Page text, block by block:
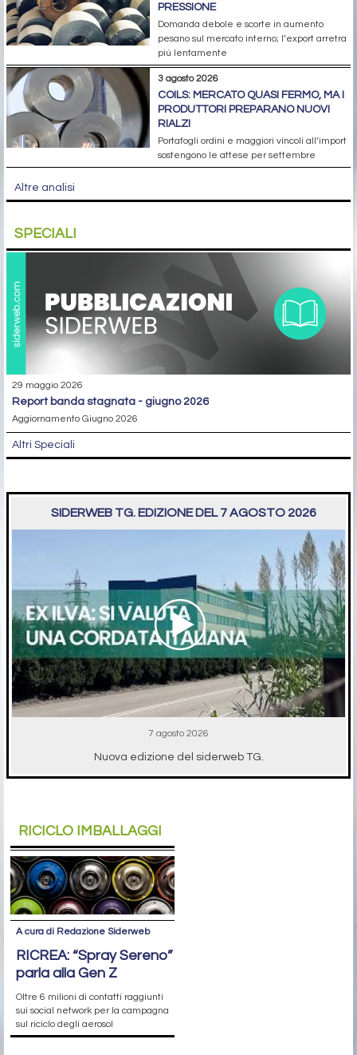
PRESSIONE
Domanda debole e scorte in aumento
pesano sul mercato interno; l’export arretra
più lentamente
3 agosto 2026
COILS: MERCATO QUASI FERMO, MA I
PRODUTTORI PREPARANO NUOVI
RIALZI
Portafogli ordini e maggiori vincoli all’import
sostengono le attese per settembre
Altre analisi
SPECIALI
29 maggio 2026
report banda stagnata - giugno 2026
Aggiornamento Giugno 2026
Altri Speciali
SIDERWEB TG. EDIZIONE DEL 7 AGOSTO 2026
7 agosto 2026
Nuova edizione del siderweb TG.
RICICLO IMBALLAGGI
A cura di Redazione Siderweb
RICREA: “Spray Sereno”
parla alla Gen Z
Oltre 6 milioni di contatti raggiunti
sui social network per la campagna
sul riciclo degli aerosol